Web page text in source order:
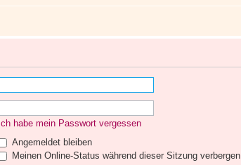
Ich habe mein Passwort vergessen
Angemeldet bleiben
Meinen Online-Status während dieser Sitzung verbergen